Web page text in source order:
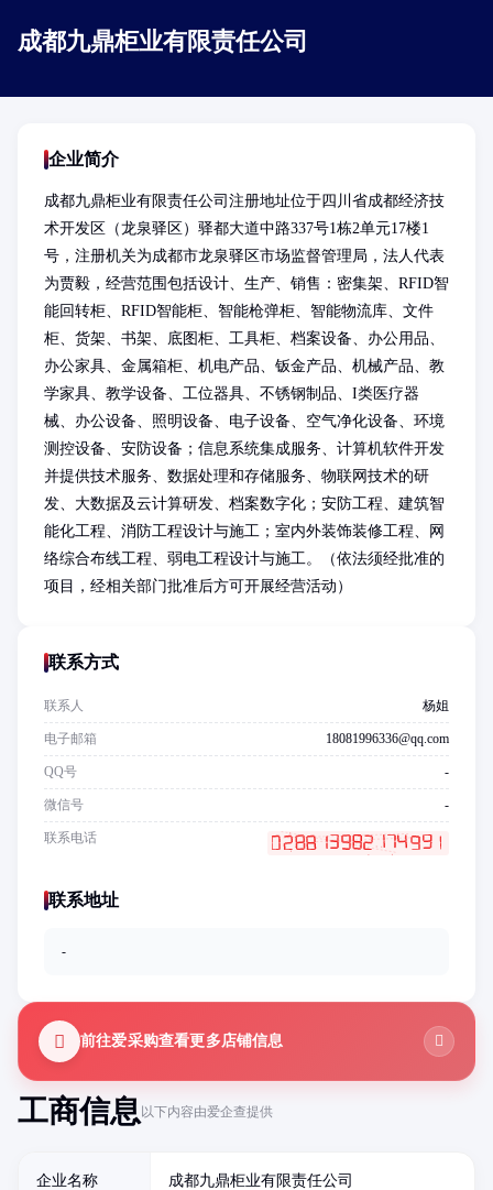
成都九鼎柜业有限责任公司
工商信息以下内容由爱企查提供
企业名称 成都九鼎柜业有限责任公司
企业简介
成都九鼎柜业有限责任公司注册地址位于四川省成都经济技
术开发区（龙泉驿区）驿都大道中路337号1栋2单元17楼1
号，注册机关为成都市龙泉驿区市场监督管理局，法人代表
为贾毅，经营范围包括设计、生产、销售：密集架、RFID智
能回转柜、RFID智能柜、智能枪弹柜、智能物流库、文件
柜、货架、书架、底图柜、工具柜、档案设备、办公用品、
办公家具、金属箱柜、机电产品、钣金产品、机械产品、教
学家具、教学设备、工位器具、不锈钢制品、I类医疗器
械、办公设备、照明设备、电子设备、空气净化设备、环境
测控设备、安防设备；信息系统集成服务、计算机软件开发
并提供技术服务、数据处理和存储服务、物联网技术的研
发、大数据及云计算研发、档案数字化；安防工程、建筑智
能化工程、消防工程设计与施工；室内外装饰装修工程、网
络综合布线工程、弱电工程设计与施工。（依法须经批准的
项目，经相关部门批准后方可开展经营活动）
联系方式
联系人 杨姐
电子邮箱 18081996336@qq.com
QQ号 -
微信号 -
联系电话
联系地址
-
前往爱采购查看更多店铺信息